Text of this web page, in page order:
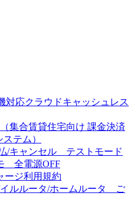
対応クラウドキャッシュレス
集合賃貸住宅向け 課金決済
テム）
/キャンセル テストモード
全電源OFF
ージ利用規約
ルルータ/ホームルータ ご